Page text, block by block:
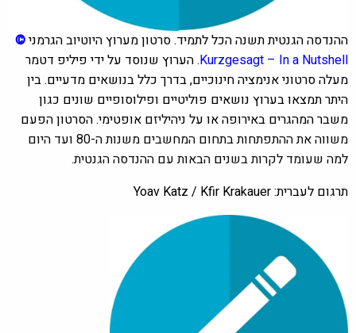
ההנדסה הגנטית תשנה הכל לתמיד. סרטון מערוץ היוטיוב הגרמני©
Kurzgesagt – In a Nutshell
.הערוץ שנוסד על ידי פיליפ דטמר
מעלה סרטוני אנימציה חינוכיים, בדרך כלל בנושאים מדעיים. בין
היתר תמצאו בערוץ נושאים פוליטיים ופילוסופיים שונים כגון
משבר המהגרים באירופה או על ניהיליזם אופטימי. הסרטון הפעם
משווה את ההתפתחות בתחום המחשבים משנות ה-80 ועד היום
למה שעומד לקרות בשנים הבאות עם ההנדסה הגנטית.
תרגום לעברית: Yoav Katz / Kfir Krakauer